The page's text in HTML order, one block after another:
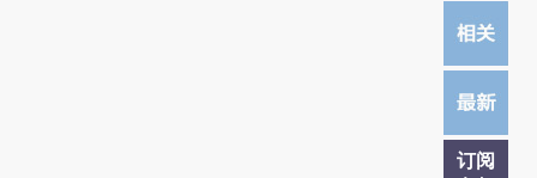
订阅